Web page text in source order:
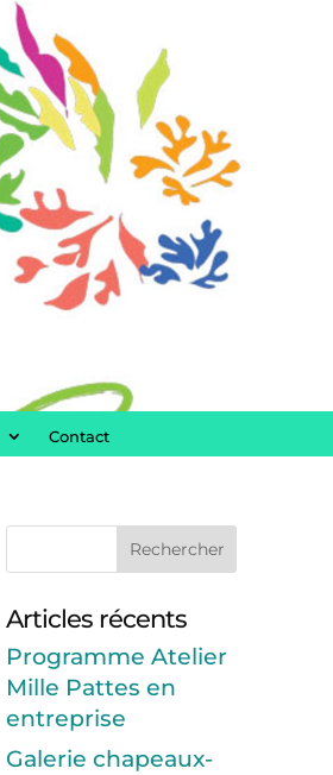
Contact
Articles récents
Programme Atelier
Mille Pattes en
entreprise
Galerie chapeaux-